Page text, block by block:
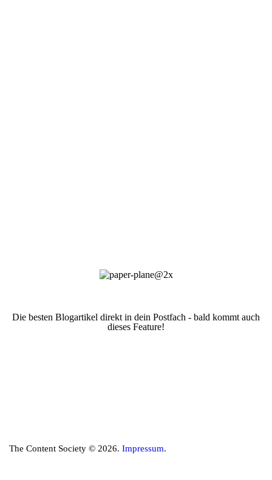
Die besten Blogartikel direkt in dein Postfach - bald kommt auch
dieses Feature!
The Content Society © 2026. Impressum.